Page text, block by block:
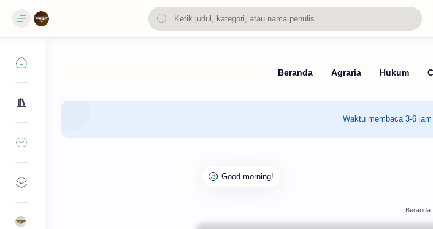
Waktu membaca 3-6
Beranda